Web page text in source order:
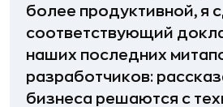
более продуктивной, я
соответствующий
наших последних
разработчиков:
бизнеса решаются с